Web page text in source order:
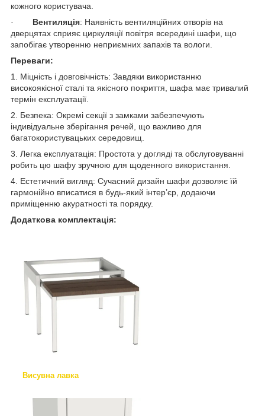
кожного користувача.
· Вентиляція: Наявність вентиляційних отворів на
дверцятах сприяє циркуляції повітря всередині шафи, що
запобігає утворенню неприємних запахів та вологи.
Переваги:
1. Міцність і довговічність: Завдяки використанню
високоякісної сталі та якісного покриття, шафа має тривалий
термін експлуатації.
2. Безпека: Окремі секції з замками забезпечують
індивідуальне зберігання речей, що важливо для
багатокористувацьких середовищ.
3. Легка експлуатація: Простота у догляді та обслуговуванні
робить цю шафу зручною для щоденного використання.
4. Естетичний вигляд: Сучасний дизайн шафи дозволяє їй
гармонійно вписатися в будь-який інтер’єр, додаючи
приміщенню акуратності та порядку.
Додаткова комплектація:
Висувна лавка